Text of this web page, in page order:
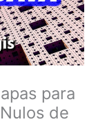
para
de